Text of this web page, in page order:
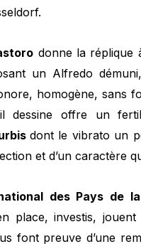
donne la réplique
un Alfredo
homogène, sans
dessine offre un
dont le vibrato un
et d’un caractère
des Pays de
place, investis,
font preuve d’une